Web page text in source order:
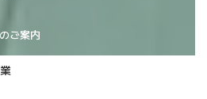
ご案内